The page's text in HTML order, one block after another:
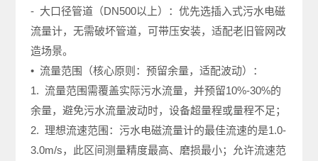
- 大口径管道（DN500以上）：优先选插入式污水电磁
流量计，无需破坏管道，可带压安装，适配老旧管网改
造场景。
• 流量范围（核心原则：预留余量，适配波动）：
1. 流量范围需覆盖实际污水流量，并预留10%-30%的
余量，避免污水流量波动时，设备超量程或量程不足；
2. 理想流速范围：污水电磁流量计的最佳流速的是1.0-
3.0m/s，此区间测量精度最高、磨损最小；允许流速范